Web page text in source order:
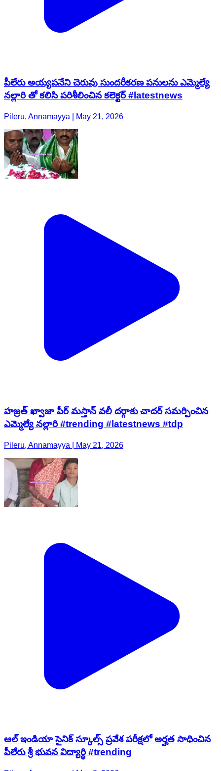
పీలేరు అయ్యపనేని చెరువు సుందరీకరణ పనులను ఎమ్మెల్యే
నల్లారి తో కలిసి పరిశీలించిన కలెక్టర్ #latestnews
Pileru, Annamayya | May 21, 2026
హజ్రత్ ఖ్వాజా పీర్ మస్తాన్ వలీ దర్గాకు చాదర్ సమర్పించిన
ఎమ్మెల్యే నల్లారి #trending #latestnews #tdp
Pileru, Annamayya | May 21, 2026
ఆల్ ఇండియా సైనిక్ స్కూల్స్ ప్రవేశ పరీక్షలో అర్హత సాధించిన
పీలేరు శ్రీ భువన విద్యార్థి #trending